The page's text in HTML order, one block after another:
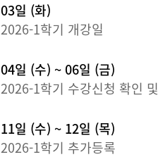
03일 (화)
2026-1학기 개강일
04일 (수) ~ 06일 (금)
2026-1학기 수강신청 확인 및
11일 (수) ~ 12일 (목)
2026-1학기 추가등록